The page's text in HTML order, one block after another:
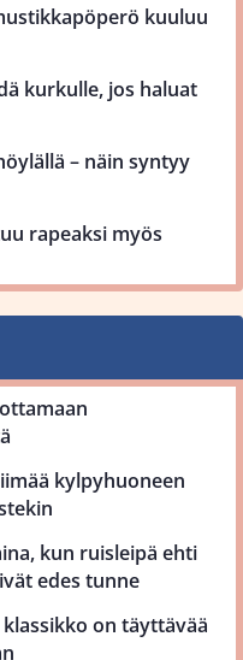
kuuluu
kurkulle, jos haluat
– näin syntyy
rapeaksi myös
kylpyhuoneen
kun ruisleipä ehti
edes tunne
on täyttävää